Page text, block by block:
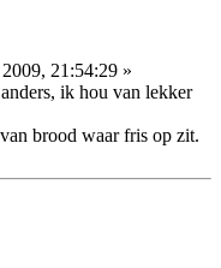
21:54:29 »
ik hou van lekker
brood waar fris op zit.